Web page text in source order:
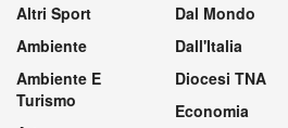
Altri Sport
Ambiente
Ambiente E
Turismo
Dal Mondo
Dall'Italia
Diocesi TNA
Economia